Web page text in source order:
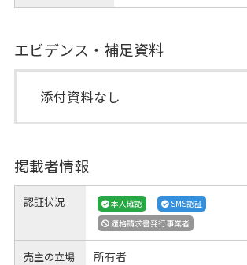
エビデンス・補足資料
添付資料なし
掲載者情報
認証状況 本人確認
SMS認証
適格請求書発行事業者
売主の立場 所有者